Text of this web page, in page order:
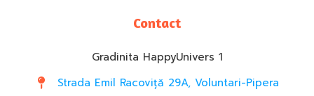
Contact
Gradinita HappyUnivers 1
Strada Emil Racoviță 29A, Voluntari-Pipera